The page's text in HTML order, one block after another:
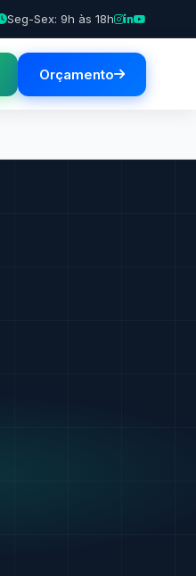
Seg-Sex: 9h às 18h
Orçamento